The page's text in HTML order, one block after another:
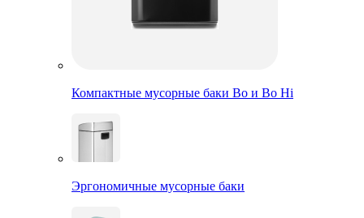
Компактные мусорные баки Bo и Bo Hi
Эргономичные мусорные баки